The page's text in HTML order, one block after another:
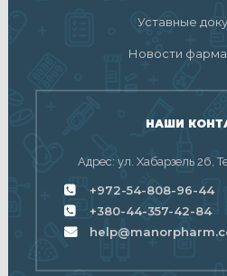
Уставные
Новости
НАШИ
Адрес: ул. Хабарзель 26,
+972-54-808-96-44
+380-44-357-42-84